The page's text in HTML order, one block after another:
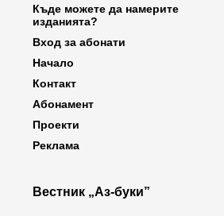
Къде можете да намерите
изданията?
Вход за абонати
Начало
Контакт
Абонамент
Проекти
Реклама
Вестник „Аз-буки”